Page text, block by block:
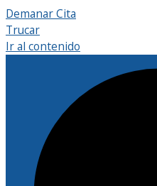
Demanar Cita
Trucar
Ir al contenido